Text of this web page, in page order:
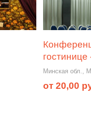
Минская обл.,
от 20,00